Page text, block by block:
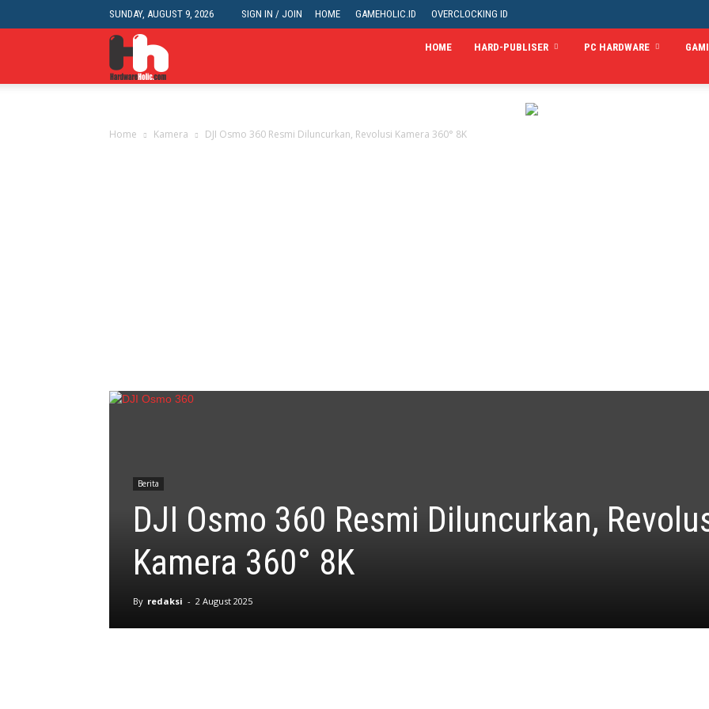
SUNDAY, AUGUST 9, 2026 SIGN IN / JOIN HOME GAMEHOLIC.ID OVERCLOCKING ID
HardwareHolic.com
HOME HARD-PUBLISER PC HARDWARE
Home Kamera DJI Osmo 360 Resmi Diluncurkan, Revolusi Kamera 360° 8K
Berita
DJI Osmo 360 Resmi Diluncurkan,
Kamera 360° 8K
By redaksi - 2 August 2025